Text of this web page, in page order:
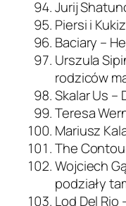
Jurij
Piersi i
Baciary –
Urszula
rodziców
Skalar Us –
Teresa
Mariusz
The
Wojciech
podziały
Lod Del Rio